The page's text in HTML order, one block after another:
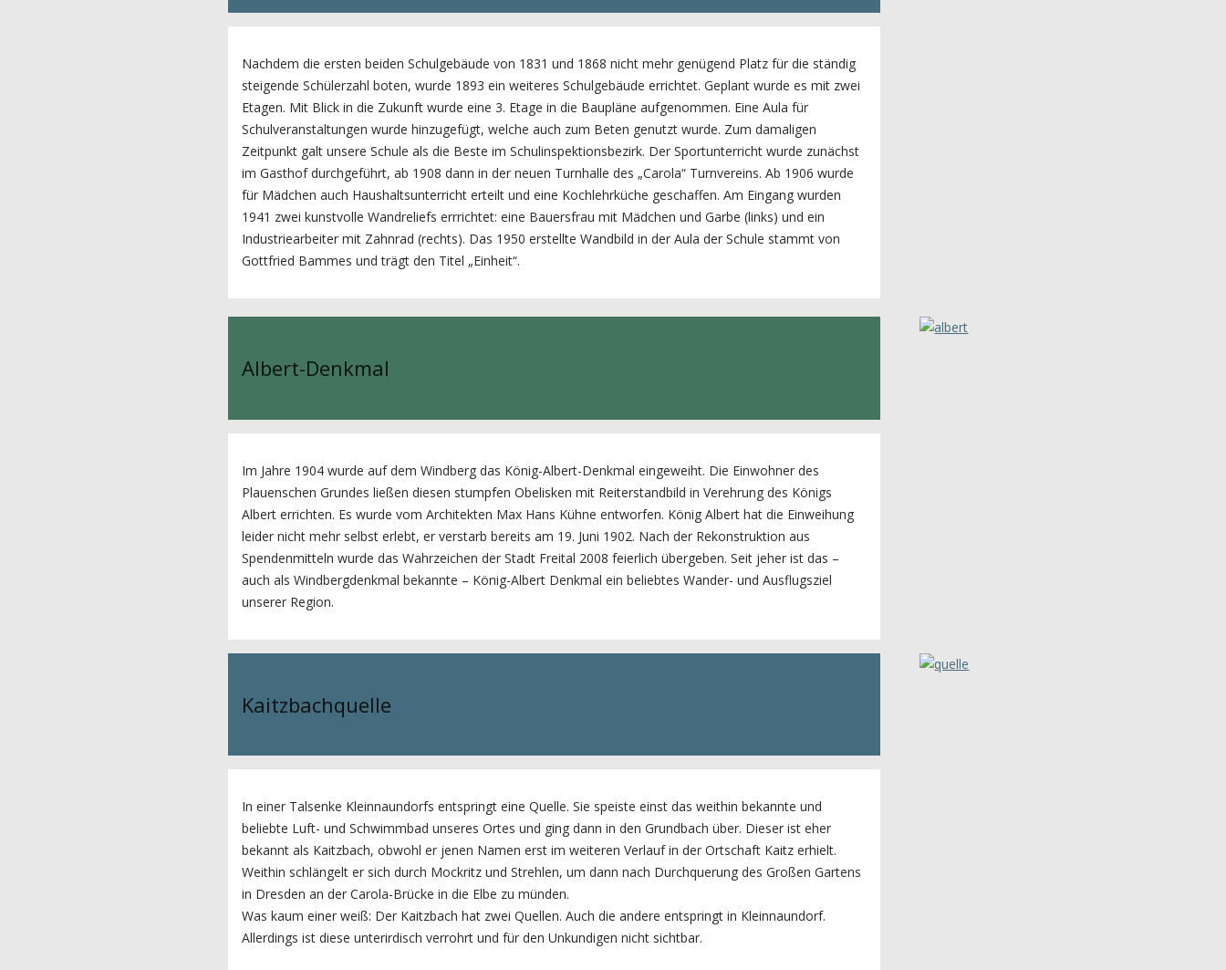
Nachdem die ersten beiden Schulgebäude von 1831 und 1868 nicht mehr genügend Platz für die ständig
steigende Schülerzahl boten, wurde 1893 ein weiteres Schulgebäude errichtet. Geplant wurde es mit zwei
Etagen. Mit Blick in die Zukunft wurde eine 3. Etage in die Baupläne aufgenommen. Eine Aula für
Schulveranstaltungen wurde hinzugefügt, welche auch zum Beten genutzt wurde. Zum damaligen
Zeitpunkt galt unsere Schule als die Beste im Schulinspektionsbezirk. Der Sportunterricht wurde zunächst
im Gasthof durchgeführt, ab 1908 dann in der neuen Turnhalle des „Carola“ Turnvereins. Ab 1906 wurde
für Mädchen auch Haushaltsunterricht erteilt und eine Kochlehrküche geschaffen. Am Eingang wurden
1941 zwei kunstvolle Wandreliefs errrichtet: eine Bauersfrau mit Mädchen und Garbe (links) und ein
Industriearbeiter mit Zahnrad (rechts). Das 1950 erstellte Wandbild in der Aula der Schule stammt von
Gottfried Bammes und trägt den Titel „Einheit“.
Albert-Denkmal
Im Jahre 1904 wurde auf dem Windberg das König-Albert-Denkmal eingeweiht. Die Einwohner des
Plauenschen Grundes ließen diesen stumpfen Obelisken mit Reiterstandbild in Verehrung des Königs
Albert errichten. Es wurde vom Architekten Max Hans Kühne entworfen. König Albert hat die Einweihung
leider nicht mehr selbst erlebt, er verstarb bereits am 19. Juni 1902. Nach der Rekonstruktion aus
Spendenmitteln wurde das Wahrzeichen der Stadt Freital 2008 feierlich übergeben. Seit jeher ist das –
auch als Windbergdenkmal bekannte – König-Albert Denkmal ein beliebtes Wander- und Ausflugsziel
unserer Region.
Kaitzbachquelle
In einer Talsenke Kleinnaundorfs entspringt eine Quelle. Sie speiste einst das weithin bekannte und
beliebte Luft- und Schwimmbad unseres Ortes und ging dann in den Grundbach über. Dieser ist eher
bekannt als Kaitzbach, obwohl er jenen Namen erst im weiteren Verlauf in der Ortschaft Kaitz erhielt.
Weithin schlängelt er sich durch Mockritz und Strehlen, um dann nach Durchquerung des Großen Gartens
in Dresden an der Carola-Brücke in die Elbe zu münden.
Was kaum einer weiß: Der Kaitzbach hat zwei Quellen. Auch die andere entspringt in Kleinnaundorf.
Allerdings ist diese unterirdisch verrohrt und für den Unkundigen nicht sichtbar.